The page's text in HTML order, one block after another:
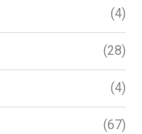
(4)
(28)
(4)
(67)